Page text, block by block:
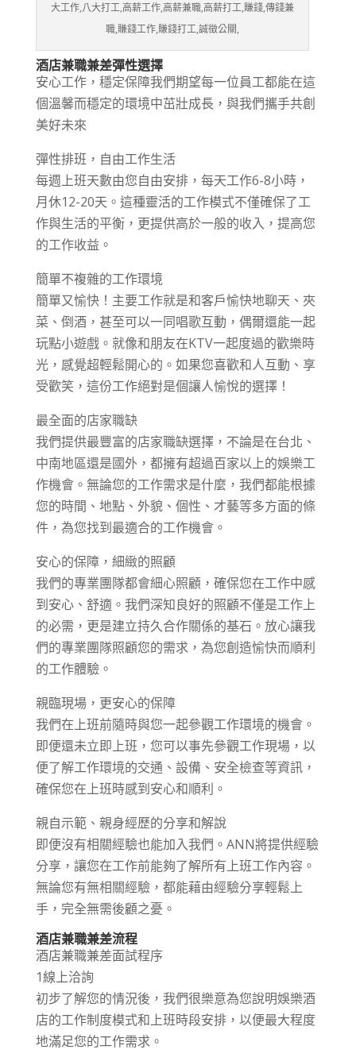
大工作,八大打工,高薪工作,高薪兼職,高薪打工,賺錢,傳錢兼
職,賺錢工作,賺錢打工,誠徵公關,
酒店兼職兼差彈性選擇
安心工作，穩定保障我們期望每一位員工都能在這
個溫馨而穩定的環境中茁壯成長，與我們攜手共創
美好未來
彈性排班，自由工作生活
每週上班天數由您自由安排，每天工作6-8小時，
月休12-20天。這種靈活的工作模式不僅確保了工
作與生活的平衡，更提供高於一般的收入，提高您
的工作收益。
簡單不複雜的工作環境
簡單又愉快！主要工作就是和客戶愉快地聊天、夾
菜、倒酒，甚至可以一同唱歌互動，偶爾還能一起
玩點小遊戲。就像和朋友在KTV一起度過的歡樂時
光，感覺超輕鬆開心的。如果您喜歡和人互動、享
受歡笑，這份工作絕對是個讓人愉悅的選擇！
最全面的店家職缺
我們提供最豐富的店家職缺選擇，不論是在台北、
中南地區還是國外，都擁有超過百家以上的娛樂工
作機會。無論您的工作需求是什麼，我們都能根據
您的時間、地點、外貌、個性、才藝等多方面的條
件，為您找到最適合的工作機會。
安心的保障，細緻的照顧
我們的專業團隊都會細心照顧，確保您在工作中感
到安心、舒適。我們深知良好的照顧不僅是工作上
的必需，更是建立持久合作關係的基石。放心讓我
們的專業團隊照顧您的需求，為您創造愉快而順利
的工作體驗。
親臨現場，更安心的保障
我們在上班前隨時與您一起參觀工作環境的機會。
即便還未立即上班，您可以事先參觀工作現場，以
便了解工作環境的交通、設備、安全檢查等資訊，
確保您在上班時感到安心和順利。
親自示範、親身經歷的分享和解說
即便沒有相關經驗也能加入我們。ANN將提供經驗
分享，讓您在工作前能夠了解所有上班工作內容。
無論您有無相關經驗，都能藉由經驗分享輕鬆上
手，完全無需後顧之憂。
酒店兼職兼差流程
酒店兼職兼差面試程序
1線上洽詢
初步了解您的情況後，我們很樂意為您說明娛樂酒
店的工作制度模式和上班時段安排，以便最大程度
地滿足您的工作需求。